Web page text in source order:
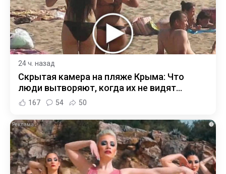
24 ч. назад
Скрытая камера на пляже Крыма: Что
люди вытворяют, когда их не видят...
167 54 50
i